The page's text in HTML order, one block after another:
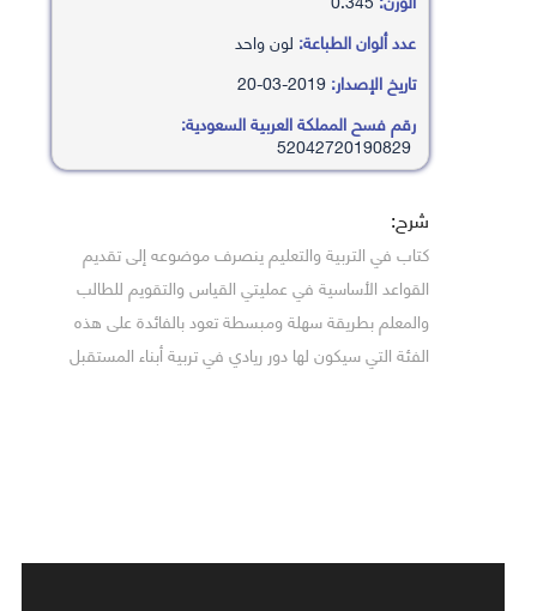
عدد ألوان الطباعة: لون واحد
تاريخ الإصدار:
رقم فسح المملكة العربية السعودية:
52042720190829
شرح:
كتاب في التربية والتعليم ينصرف موضوعه إلى تقديم
القواعد الأساسية في عمليتي القياس والتقويم للطالب
والمعلم بطريقة سهلة ومبسطة تعود بالفائدة على هذه
الفئة التي سيكون لها دور ريادي في تربية أبناء المستقبل